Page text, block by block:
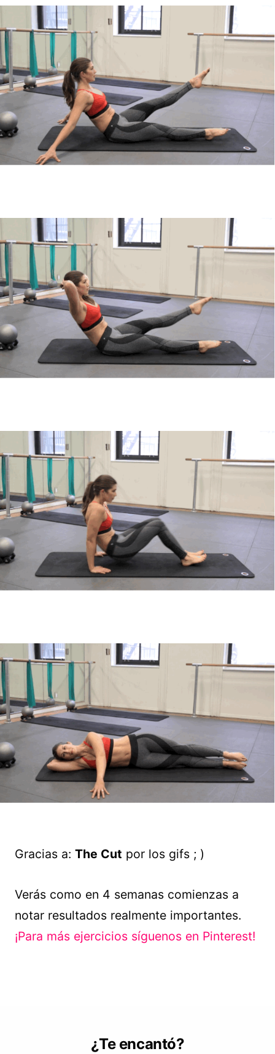
Gracias a: The Cut por los gifs ; )
Verás como en 4 semanas comienzas a
notar resultados realmente importantes.
¡Para más ejercicios síguenos en Pinterest!
¿Te encantó?